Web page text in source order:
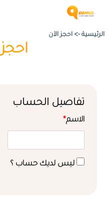
الرئيسية -> احجز الآن
تفاصيل الحساب
الاسم*
ليس لديك حساب ؟